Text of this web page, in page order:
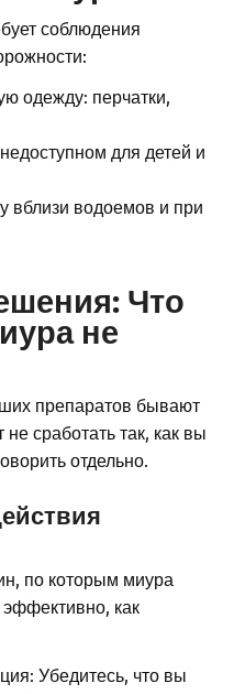
соблюдения
одежду: перчатки,
для детей и
вблизи водоемов и при
Что
не
препаратов бывают
сработать так, как вы
отдельно.
по которым миура
эффективно, как
Убедитесь, что вы